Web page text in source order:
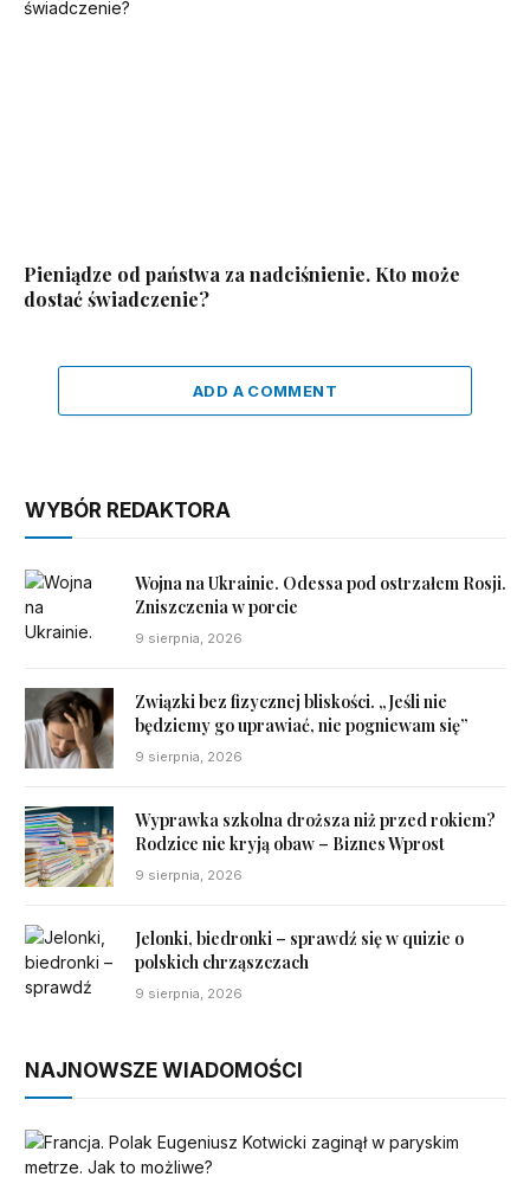
Pieniądze od państwa za nadciśnienie. Kto może
dostać świadczenie?
ADD A COMMENT
WYBÓR REDAKTORA
Wojna na Ukrainie. Odessa pod ostrzałem Rosji.
Zniszczenia w porcie
9 sierpnia, 2026
Związki bez fizycznej bliskości. „Jeśli nie
będziemy go uprawiać, nie pogniewam się”
9 sierpnia, 2026
Wyprawka szkolna droższa niż przed rokiem?
Rodzice nie kryją obaw – Biznes Wprost
9 sierpnia, 2026
Jelonki, biedronki – sprawdź się w quizie o
polskich chrząszczach
9 sierpnia, 2026
NAJNOWSZE WIADOMOŚCI